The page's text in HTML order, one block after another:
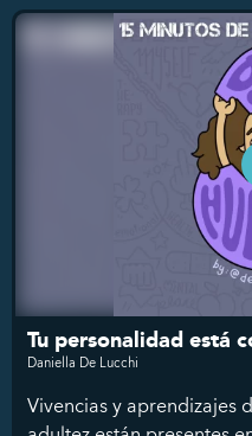
Tu personalidad está
Daniella De Lucchi
Vivencias y aprendizajes